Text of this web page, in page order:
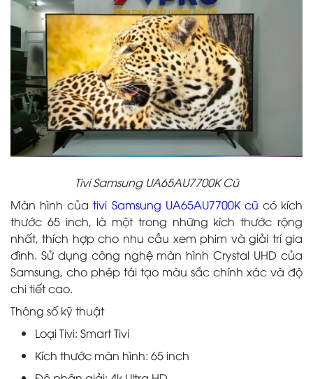
Tivi Samsung UA65AU7700K Cũ
Màn hình củativi Samsung UA65AU7700K cũ có kích
thước 65 inch, là một trong những kích thước rộng
nhất, thích hợp cho nhu cầu xem phim và giải trí gia
đình. Sử dụng công nghệ màn hình Crystal UHD của
Samsung, cho phép tái tạo màu sắc chính xác và độ
chi tiết cao.
Thông số kỹ thuật
Loại Tivi: Smart Tivi
Kích thước màn hình: 65 inch